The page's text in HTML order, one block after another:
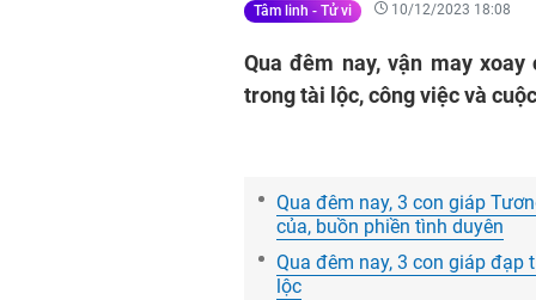
Tâm linh - Tử vi 10/12/2023 18:08
Qua đêm nay, vận may
trong tài lộc, công việc và
Qua đêm nay, 3 con giáp
của, buồn phiền tình duyên
Qua đêm nay, 3 con giáp đạp
lộc